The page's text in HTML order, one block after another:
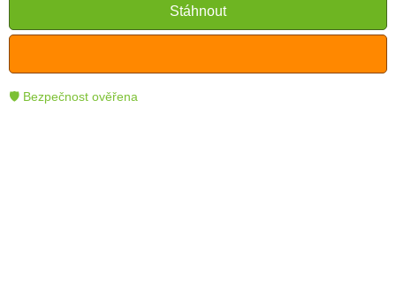
moderní technologie.
Stáhnout
🛡 Bezpečnost ověřena